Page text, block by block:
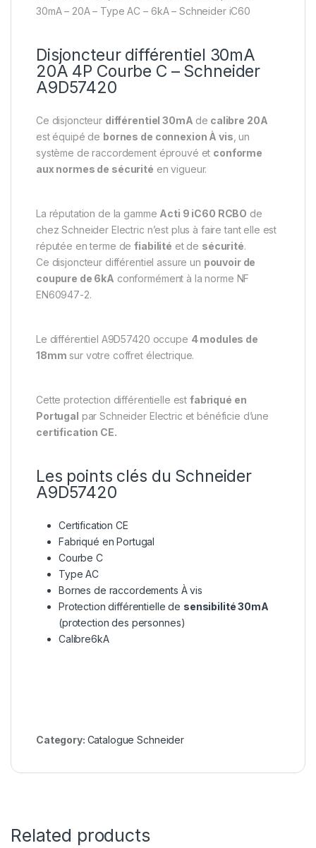
30mA – 20A – Type AC – 6kA – Schneider iC60
Disjoncteur différentiel 30mA
20A 4P Courbe C – Schneider
A9D57420
Ce disjoncteur différentiel 30mA de calibre 20A
est équipé de bornes de connexion À vis , un
système de raccordement éprouvé et conforme
aux normes de sécurité en vigueur.
La réputation de la gamme Acti 9 iC60 RCBO de
chez Schneider Electric n’est plus à faire tant elle est
réputée en terme defiabilité et de sécurité.
Ce disjoncteur différentiel assure un pouvoir de
coupure de 6kA conformément à la norme NF
EN60947-2.
Le différentiel A9D57420 occupe 4 modules de
18mm sur votre coffret électrique.
Cette protection différentielle est fabriqué en
Portugal par Schneider Electric et bénéficie d’une
certification CE.
Les points clés du Schneider
A9D57420
Certification CE
Fabriqué en Portugal
Courbe C
Type AC
Bornes de raccordements À vis
Protection différentielle de sensibilité 30mA
(protection des personnes)
Calibre6kA
Category: Catalogue Schneider
Related products